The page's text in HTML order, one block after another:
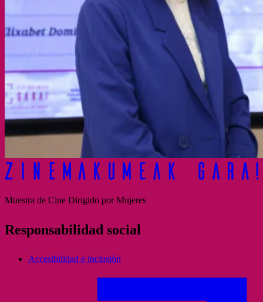
Muestra de Cine Dirigido por Mujeres
Responsabilidad social
Accesibilidad e inclusión